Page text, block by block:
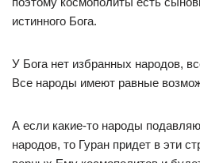
истинного Бога.
У Бога нет избранных народов,
Все народы имеют равные
А если какие-то народы
народов, то Гуран придет в эти